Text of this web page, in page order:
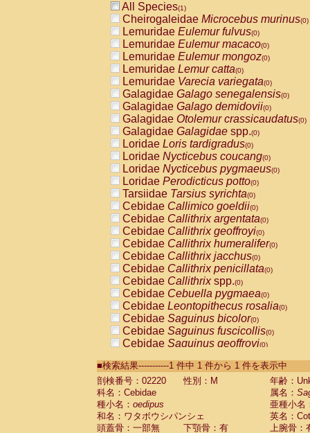
All Species(1)
Cheirogaleidae Microcebus murinus(0)
Lemuridae Eulemur fulvus(0)
Lemuridae Eulemur macaco(0)
Lemuridae Eulemur mongoz(0)
Lemuridae Lemur catta(0)
Lemuridae Varecia variegata(0)
Galagidae Galago senegalensis(0)
Galagidae Galago demidovii(0)
Galagidae Otolemur crassicaudatus(0)
Galagidae Galagidae spp.(0)
Loridae Loris tardigradus(0)
Loridae Nycticebus coucang(0)
Loridae Nycticebus pygmaeus(0)
Loridae Perodicticus potto(0)
Tarsiidae Tarsius syrichta(0)
Cebidae Callimico goeldii(0)
Cebidae Callithrix argentata(0)
Cebidae Callithrix geoffroyi(0)
Cebidae Callithrix humeralifer(0)
Cebidae Callithrix jacchus(0)
Cebidae Callithrix penicillata(0)
Cebidae Callithrixspp.(0)
Cebidae Cebuella pygmaea(0)
Cebidae Leontopithecus rosalia(0)
Cebidae Saguinus bicolor(0)
Cebidae Saguinus fuscicollis(0)
Cebidae Saguinus geoffroyi(0)
CebidaeSaguinus labiatus(0)
Cebidae Saguinus leucopus (0)
Cebidae
Cebidae
CebidaeSaguinus nigricollis (0)
Cebidae Saguinus oedipus
■検索結果-----------1 件中 1 件から 1 件を表示中
剖検番号：02220
性別：M
年齢：
科名：Cebidae
属名：
種小名： oedipus
亜種小名
和名：ワタボウシパンシェ
英名：
頭蓋骨：一部無
下顎骨：有
上腕骨：